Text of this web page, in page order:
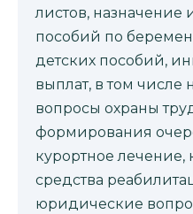
листов, назначение
пособий по
детских пособий,
выплат, в том числе
вопросы охраны
формирования
курортное лечение,
средства
юридические